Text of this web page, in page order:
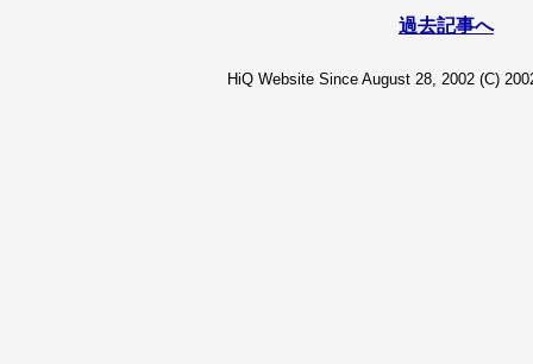
過去記事へ
HiQ Website Since August 28, 2002 (C)